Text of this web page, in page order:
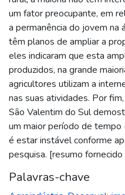
um fator preocupante, em
a permanência do jovem na
têm planos de ampliar a
eles indicaram que esta
produzidos, na grande
agricultores utilizam a
nas suas atividades. Por
São Valentim do Sul
um maior período de
é estar instável conforme
pesquisa. [resumo
Palavras-chave